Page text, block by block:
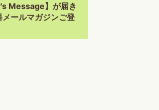
Message】が届き
メールマガジンご登